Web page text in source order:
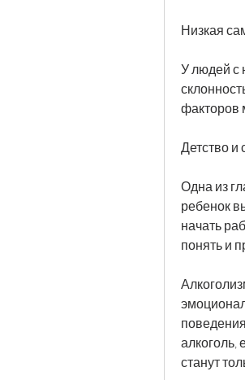
Низкая
У людей с
факторов
Детство и
Одна из
ребенок
начать
понять и
алкоголь,
станут